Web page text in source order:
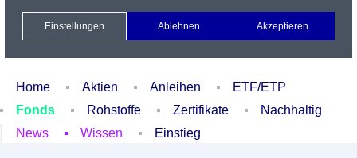
Xetra Realtime
Watchlist Portfolio Login
Home Aktien Anleihen
ETF/ETP
Fonds
Rohstoffe Zertifikate
Nachhaltig
News
Wissen Einstieg
Einstellungen Ablehnen Akzeptieren